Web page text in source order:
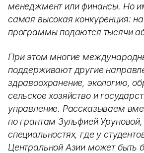
менеджмент или финансы. Но
самая высокая конкуренция:
программы подаются тысячи
При этом многие
поддерживают другие
здравоохранение, экологию,
сельское хозяйство и
управление. Рассказываем
по грантам Зульфией Уруновой,
специальностях, где у
Центральной Азии может быть